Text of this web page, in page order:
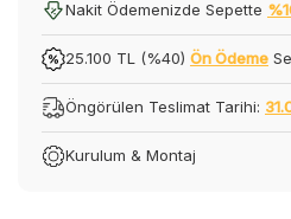
Nakit Ödemenizde Sepette
25.100 TL (%40) Ön Ödeme
Öngörülen Teslimat Tarihi:
Kurulum & Montaj